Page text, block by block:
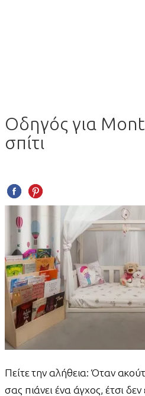
Οδηγός για
σπίτι
Πείτε την αλήθεια: Όταν
σας πιάνει ένα άγχος, έτσι